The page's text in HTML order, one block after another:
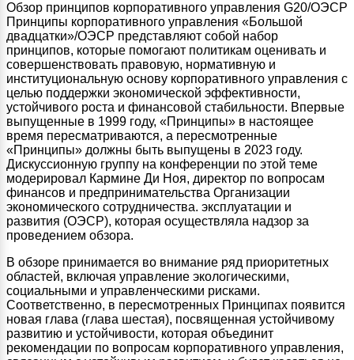
Обзор принципов корпоративного управления G20/ОЭСР
Принципы корпоративного управления «Большой
двадцатки»/ОЭСР представляют собой набор
принципов, которые помогают политикам оценивать и
совершенствовать правовую, нормативную и
институциональную основу корпоративного управления с
целью поддержки экономической эффективности,
устойчивого роста и финансовой стабильности. Впервые
выпущенные в 1999 году, «Принципы» в настоящее
время пересматриваются, а пересмотренные
«Принципы» должны быть выпущены в 2023 году.
Дискуссионную группу на конференции по этой теме
модерировал Кармине Ди Ноя, директор по вопросам
финансов и предпринимательства Организации
экономического сотрудничества. эксплуатации и
развития (ОЭСР), которая осуществляла надзор за
проведением обзора.
В обзоре принимается во внимание ряд приоритетных
областей, включая управление экологическими,
социальными и управленческими рисками.
Соответственно, в пересмотренных Принципах появится
новая глава (глава шестая), посвященная устойчивому
развитию и устойчивости, которая объединит
рекомендации по вопросам корпоративного управления,